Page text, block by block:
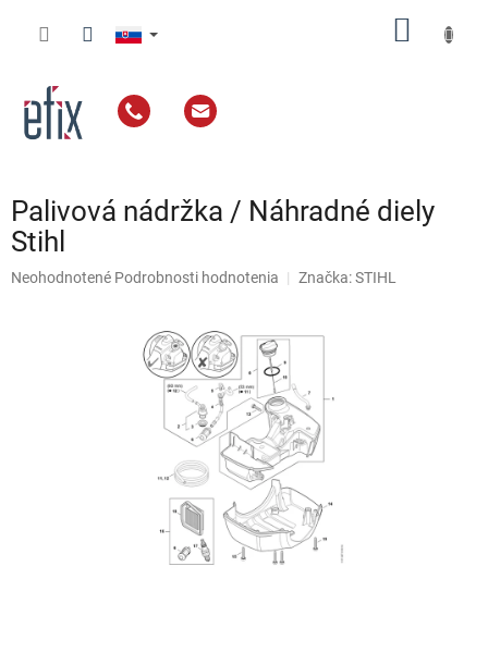
Palivová nádržka / Náhradné diely
Stihl
Priemerné
Neohodnotené Podrobnosti hodnotenia Značka:STIHL